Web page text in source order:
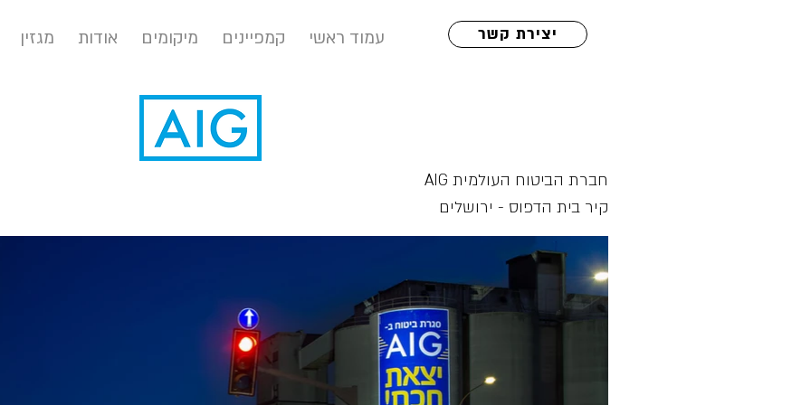
עמוד ראשי קמפיינים מיקומים אודות מגזין יצירת קשר
חברת הביטוח העולמית AIG
קיר בית הדפוס - ירושלים